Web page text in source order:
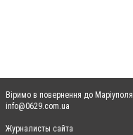
Віримо в повернення до Маріуполя
info@0629.com.ua
Журналисты сайта